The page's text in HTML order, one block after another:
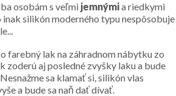
osobám s veľmi jemnýmia riedkymi
inak silikón moderného typu nespôsobuje
farebný lak na záhradnom nábytku zo
zoderú aj posledné zvyšky laku a bude
sa klamať si, silikón vlas
a bude sa naň dať dívať.